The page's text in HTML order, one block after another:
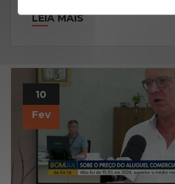
LEIA MAIS
10
Fev